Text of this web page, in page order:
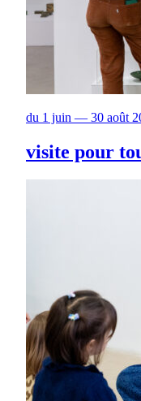
du 1 juin — 30 août
visite pour